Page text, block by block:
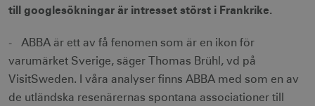
till googlesökningar är intresset störst i Frankrike.
- ABBA är ett av få fenomen som är en ikon för
varumärket Sverige, säger Thomas Brühl, vd på
VisitSweden. I våra analyser finns ABBA med som en av
de utländska resenärernas spontana associationer till